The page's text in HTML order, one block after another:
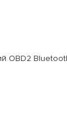
OBD2